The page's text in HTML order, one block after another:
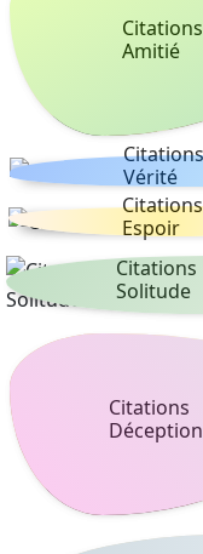
Citations
Amitié
Citations
Vérité
Citations
Espoir
Citations
Solitude
Citations
Déception